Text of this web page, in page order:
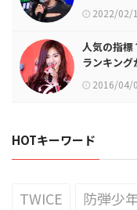
2022/02/
人気の指標
ランキング
2016/04/
HOTキーワード
TWICE 防弾少